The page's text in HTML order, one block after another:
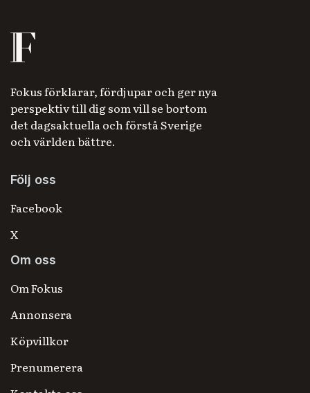
Fokus förklarar, fördjupar och ger nya
perspektiv till dig som vill se bortom
det dagsaktuella och förstå Sverige
och världen bättre.
Följ oss
Facebook
X
Om oss
Om Fokus
Annonsera
Köpvillkor
Prenumerera